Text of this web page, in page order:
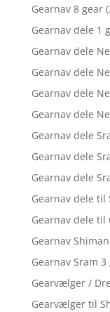
Gearnav 8 gear
Gearnav dele 1
Gearnav dele
Gearnav dele
Gearnav dele
Gearnav dele
Gearnav dele
Gearnav dele
Gearnav dele
Gearnav dele til
Gearnav dele
Gearnav
Gearnav Sram 3
Gearvælger /
Gearvælger til